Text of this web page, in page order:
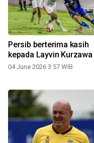
Persib berterima kasih
kepada Layvin Kurzawa
04 June 2026 3:57 WIB